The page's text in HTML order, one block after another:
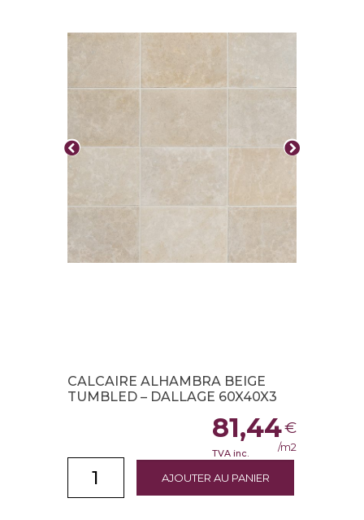
CALCAIRE ALHAMBRA BEIGE
TUMBLED – DALLAGE 60X40X3
AJOUTER AU PANIER
81,44€
TVA inc. /m2